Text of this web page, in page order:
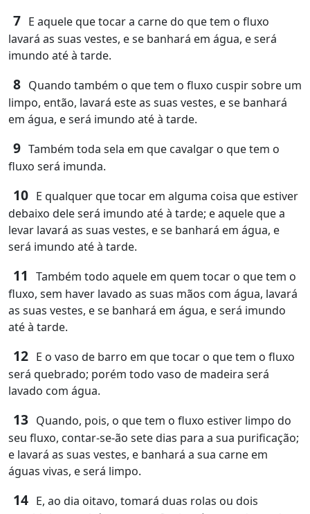
7 E aquele que tocar a carne do que tem o fluxo
lavará as suas vestes, e se banhará em água, e será
imundo até à tarde.
8 Quando também o que tem o fluxo cuspir sobre um
limpo, então, lavará este as suas vestes, e se banhará
em água, e será imundo até à tarde.
9 Também toda sela em que cavalgar o que tem o
fluxo será imunda.
10 E qualquer que tocar em alguma coisa que estiver
debaixo dele será imundo até à tarde; e aquele que a
levar lavará as suas vestes, e se banhará em água, e
será imundo até à tarde.
11
Também todo aquele em quem tocar o que tem o
fluxo, sem haver lavado as suas mãos com água, lavará
as suas vestes, e se banhará em água, e será imundo
até à tarde.
12 E o vaso de barro em que tocar o que tem o fluxo
será quebrado; porém todo vaso de madeira será
lavado com água.
13 Quando, pois, o que tem o fluxo estiver limpo do
seu fluxo, contar-se-ão sete dias para a sua purificação;
e lavará as suas vestes, e banhará a sua carne em
águas vivas, e será limpo.
14 E, ao dia oitavo, tomará duas rolas ou dois